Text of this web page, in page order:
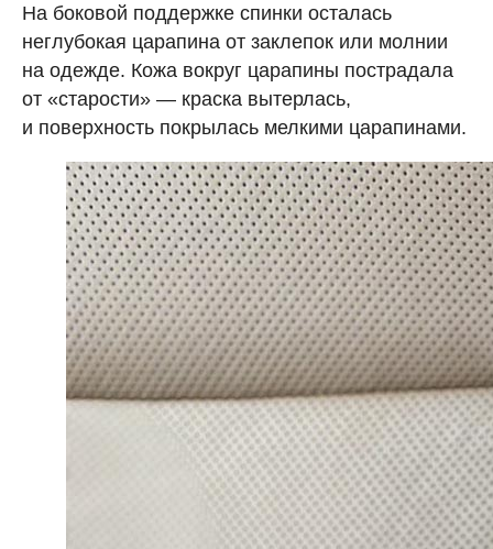
На боковой поддержке спинки осталась
неглубокая царапина от заклепок или молнии
на одежде. Кожа вокруг царапины пострадала
от «старости» — краска вытерлась,
и поверхность покрылась мелкими царапинами.